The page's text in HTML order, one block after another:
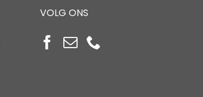
VOLG ONS